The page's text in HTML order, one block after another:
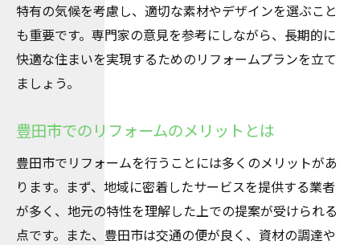
特有の気候を考慮し、適切な素材やデザインを選ぶこと
も重要です。専門家の意見を参考にしながら、長期的に
快適な住まいを実現するためのリフォームプランを立て
ましょう。
豊田市でのリフォームのメリットとは
豊田市でリフォームを行うことには多くのメリットがあ
ります。まず、地域に密着したサービスを提供する業者
が多く、地元の特性を理解した上での提案が受けられる
点です。また、豊田市は交通の便が良く、資材の調達や